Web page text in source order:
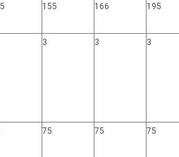
155 166 195
3 3 3
75 75 75